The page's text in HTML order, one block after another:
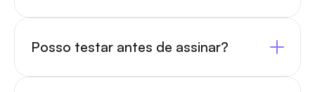
Posso testar antes de assinar?